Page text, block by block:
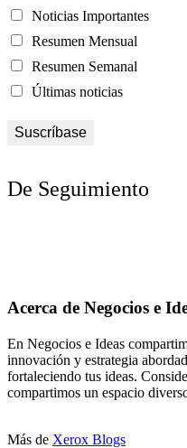
Noticias Importantes
Resumen Mensual
Resumen Semanal
Últimas noticias
De Seguimiento
Acerca de Negocios e
En Negocios e Ideas
innovación y estrategia
fortaleciendo tus ideas.
compartimos un espacio
Más de Xerox Blogs